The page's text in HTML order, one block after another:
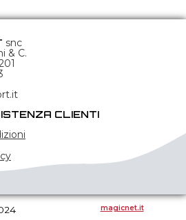
snc
& C.
CLIENTI
magicnet.it